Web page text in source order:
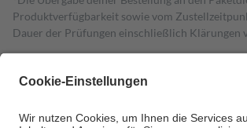
Produktverfügbarkeit sowie vom
Dauer der Prüfungen einschließlich Klärungen
trägt einen Teil davon als Zuzahlung mit.
zu entrichten.